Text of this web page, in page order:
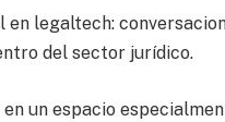
legaltech:
del sector jurídico.
un espacio